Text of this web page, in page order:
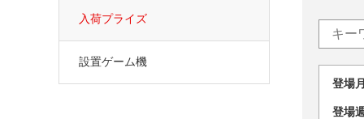
登
登
入荷プライズ
設置ゲーム機